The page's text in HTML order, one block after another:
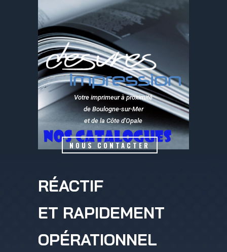
Votre imprimeur à proximité
de Boulogne-sur-Mer
et de la Côte d'Opale
NOUS CONTACTER
RÉACTIF
ET RAPIDEMENT
OPÉRATIONNEL